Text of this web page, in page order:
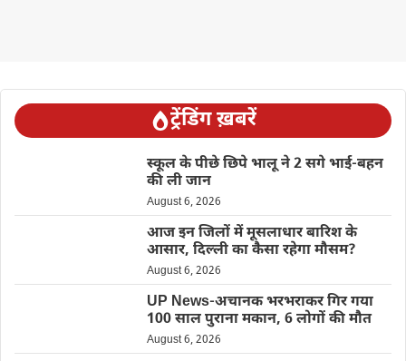
ट्रेंडिंग ख़बरें
स्कूल के पीछे छिपे भालू ने 2 सगे भाई-बहन
की ली जान
August 6, 2026
आज इन जिलों में मूसलाधार बारिश के
आसार, दिल्ली का कैसा रहेगा मौसम?
August 6, 2026
UP News-अचानक भरभराकर गिर गया
100 साल पुराना मकान, 6 लोगों की मौत
August 6, 2026